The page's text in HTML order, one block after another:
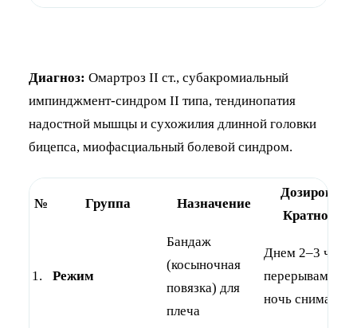
Диагноз: Омартроз II ст., субакромиальный
импинджмент-синдром II типа, тендинопатия
надостной мышцы и сухожилия длинной головки
бицепса, миофасциальный болевой синдром.
№ Группа Назначение
Дозировка/
Кратность
1. Режим
Бандаж
(косыночная
повязка) для
плеча
Днем 2–3 часа
перерывами, на
ночь снимать